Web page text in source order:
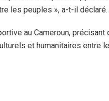
les peuples », a-t-il déclaré.
au Cameroun,
et humanitaires entre